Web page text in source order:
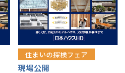
住まいの探検フェア
現場公開